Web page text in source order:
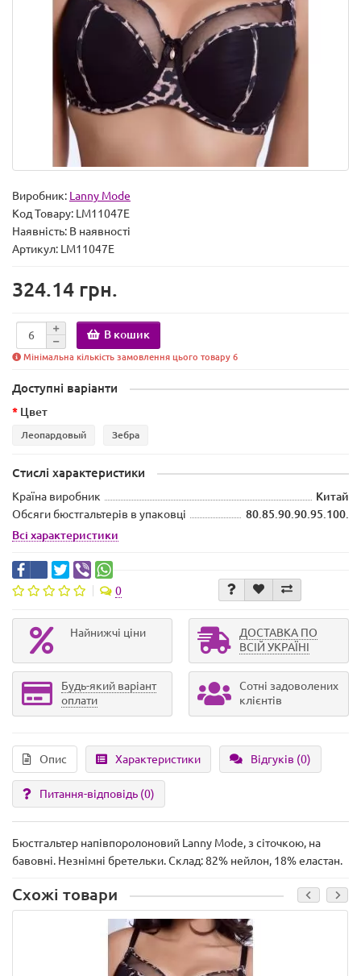
Виробник: Lanny Mode
Код Товару: LM11047E
Наявність: В наявності
Артикул: LM11047E
324.14 грн.
В кошик
Мінімальна кількість замовлення цього товару 6
Доступні варіанти
Цвет
Леопардовый Зебра
Стислі характеристики
Країна виробник
Китай
Обсяги бюстгальтерів в упаковці
80.85.90.90.95.100.
Всі характеристики
0
Найнижчі ціни
ДОСТАВКА ПО
ВСІЙ УКРАЇНІ
Будь-який варіант
оплати
Сотні задоволених
клієнтів
Опис Характеристики Відгуків (0)
Питання-відповідь (0)
Бюстгальтер напівпоролоновий Lanny Mode, з сіточкою, на
бавовні. Незнімні бретельки. Склад: 82% нейлон, 18% еластан.
Схожі товари